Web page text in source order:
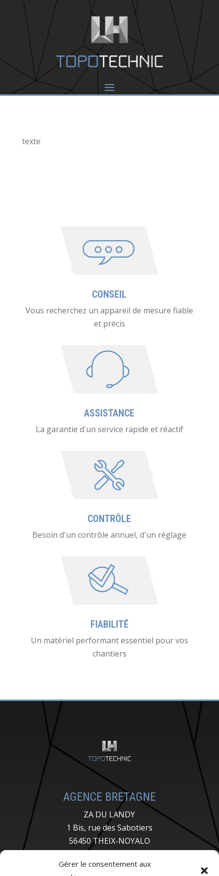
Gérer le consentement aux
texte
CONSEIL
Vous recherchez un appareil de mesure fiable
et précis
ASSISTANCE
La garantie d'un service rapide et réactif
CONTRÔLE
Besoin d'un contrôle annuel, d'un réglage
FIABILITÉ
Un matériel performant essentiel pour vos
chantiers
AGENCE BRETAGNE
ZA DU LANDY
1 Bis, rue des Sabotiers
56450 THEIX-NOYALO
02 97 43 20 12